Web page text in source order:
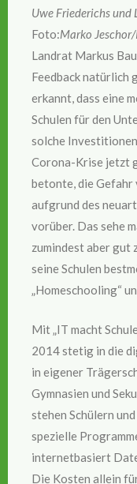
Uwe Friederichs und
Foto:Marko
Landrat Markus
Feedback natürlich
erkannt, dass eine
Schulen für den
solche
Corona-Krise jetzt
betonte, die Gefahr
aufgrund des
vorüber. Das sehe
zumindest aber gut
seine Schulen
„Homeschooling“
Mit „IT macht
2014 stetig in die
in eigener
Gymnasien und
stehen Schülern
spezielle
internetbasiert
Die Kosten allein